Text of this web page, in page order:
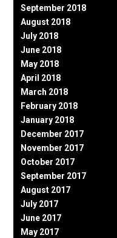
September 2018
August 2018
July 2018
June 2018
May 2018
April 2018
March 2018
February 2018
January 2018
December 2017
November 2017
October 2017
September 2017
August 2017
July 2017
June 2017
May 2017